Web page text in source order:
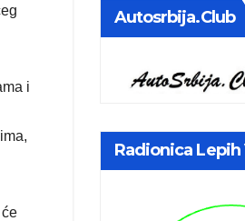
i
Autosrbija.club
Radionica Lepih